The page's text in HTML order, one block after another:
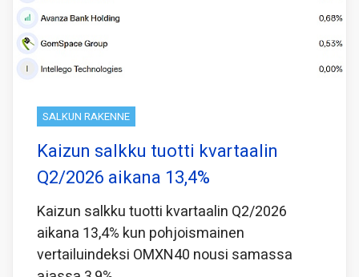
SALKUN RAKENNE
Kaizun salkku tuotti kvartaalin
Q2/2026 aikana 13,4%
Kaizun salkku tuotti kvartaalin Q2/2026
aikana 13,4% kun pohjoismainen
vertailuindeksi OMXN40 nousi samassa